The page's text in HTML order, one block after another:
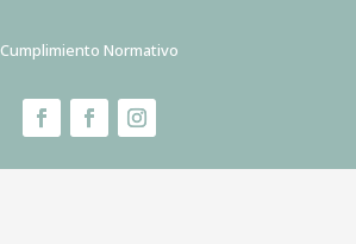
Cumplimiento Normativo